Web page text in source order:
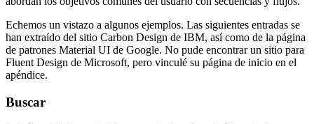
En busca de una definición formal, el equipo de diseño de carbono
de IBM tiene una excelente: los patrones son soluciones de mejores
prácticas sobre cómo un usuario logra un objetivo. Muestran
combinaciones reutilizables de componentes y plantillas que
abordan los objetivos comunes del usuario con secuencias y flujos.
Echemos un vistazo a algunos ejemplos. Las siguientes entradas se
de patrones Material UI de Google. No pude encontrar un sitio para